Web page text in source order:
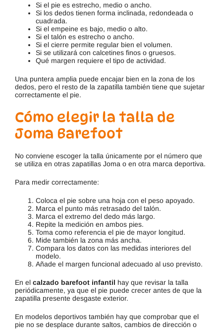
Si el pie es estrecho, medio o ancho.
Si los dedos tienen forma inclinada, redondeada o
cuadrada.
Si el empeine es bajo, medio o alto.
Si el talón es estrecho o ancho.
Si el cierre permite regular bien el volumen.
Si se utilizará con calcetines finos o gruesos.
Qué margen requiere el tipo de actividad.
Una puntera amplia puede encajar bien en la zona de los
dedos, pero el resto de la zapatilla también tiene que sujetar
correctamente el pie.
Cómo elegir la talla de
Joma Barefoot
No conviene escoger la talla únicamente por el número que
se utiliza en otras zapatillas Joma o en otra marca deportiva.
Para medir correctamente:
Coloca el pie sobre una hoja con el peso apoyado.
Marca el punto más retrasado del talón.
Marca el extremo del dedo más largo.
Repite la medición en ambos pies.
Toma como referencia el pie de mayor longitud.
Mide también la zona más ancha.
Compara los datos con las medidas interiores del
modelo.
Añade el margen funcional adecuado al uso previsto.
En el calzado barefoot infantil hay que revisar la talla
periódicamente, ya que el pie puede crecer antes de que la
zapatilla presente desgaste exterior.
En modelos deportivos también hay que comprobar que el
pie no se desplace durante saltos, cambios de dirección o